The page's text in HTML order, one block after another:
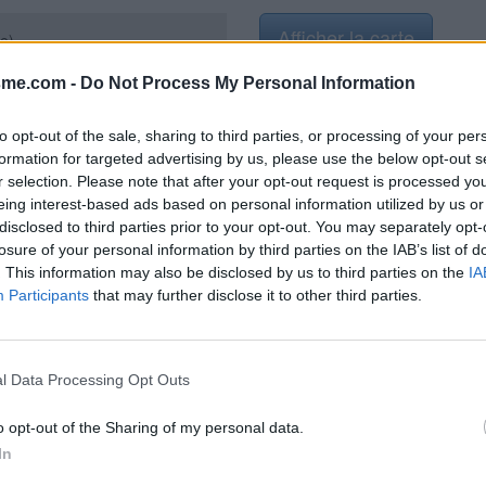
- Do Not Process My Personal Information
opt-out of the sale, sharing to third parties, or processing of your
for targeted advertising by us, please use the below opt-out
selection. Please note that after your opt-out request is processed
interest-based ads based on personal information utilized by us
to third parties prior to your opt-out. You may separately
of your personal information by third parties on the IAB’s list of
This information may also be disclosed by us to third parties on the
Participants that may further disclose it to other third parties.
Data Processing Opt Outs
opt-out of the Sharing of my personal data.
Afficher la carte